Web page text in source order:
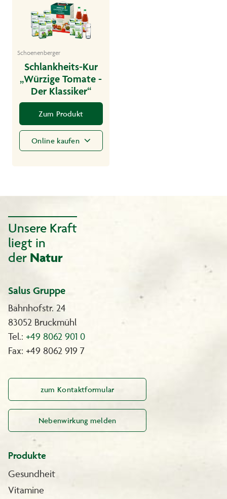
Schoenenberger
Schlankheits-Kur
„Würzige Tomate -
Der Klassiker“
Zum Produkt
Online kaufen
Unsere Kraft
liegt in
der Natur
Salus Gruppe
Bahnhofstr. 24
83052 Bruckmühl
Tel.: +49 8062 901 0
Fax: +49 8062 919 7
zum Kontaktformular
Nebenwirkung melden
Produkte
Gesundheit
Vitamine